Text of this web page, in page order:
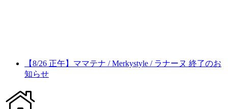
【8/26 正午】ママテナ / Merkystyle / ラナーヌ 終了のお
知らせ